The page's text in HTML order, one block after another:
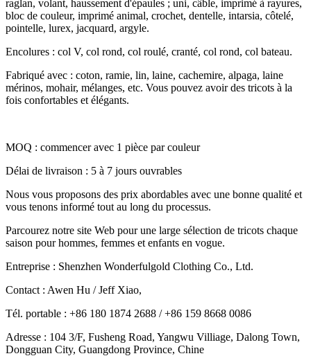
raglan, volant, haussement d'épaules ; uni, câble, imprimé à rayures,
bloc de couleur, imprimé animal, crochet, dentelle, intarsia, côtelé,
pointelle, lurex, jacquard, argyle.
Encolures : col V, col rond, col roulé, cranté, col rond, col bateau.
Fabriqué avec : coton, ramie, lin, laine, cachemire, alpaga, laine
mérinos, mohair, mélanges, etc. Vous pouvez avoir des tricots à la
fois confortables et élégants.
MOQ : commencer avec 1 pièce par couleur
Délai de livraison : 5 à 7 jours ouvrables
Nous vous proposons des prix abordables avec une bonne qualité et
vous tenons informé tout au long du processus.
Parcourez notre site Web pour une large sélection de tricots chaque
saison pour hommes, femmes et enfants en vogue.
Entreprise : Shenzhen Wonderfulgold Clothing Co., Ltd.
Contact : Awen Hu / Jeff Xiao,
Tél. portable : +86 180 1874 2688 / +86 159 8668 0086
Adresse : 104 3/F, Fusheng Road, Yangwu Villiage, Dalong Town,
Dongguan City, Guangdong Province, Chine